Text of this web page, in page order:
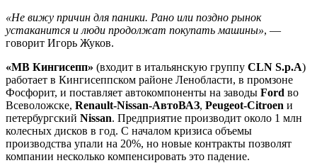
«Не вижу причин для паники. Рано или поздно рынок
устаканится и люди продолжат покупать машины», —
говорит Игорь Жуков.
«МВ Кингисепп» (входит в итальянскую группу CLN S.p.A)
работает в Кингисеппском районе Ленобласти, в промзоне
Фосфорит, и поставляет автокомпоненты на заводы Ford во
Всеволожске, Renault-Nissan-АвтоВАЗ, Peugeot-Citroen и
петербургский Nissan. Предприятие производит около 1 млн
колесных дисков в год. С началом кризиса объемы
производства упали на 20%, но новые контракты позволят
компании несколько компенсировать это падение.